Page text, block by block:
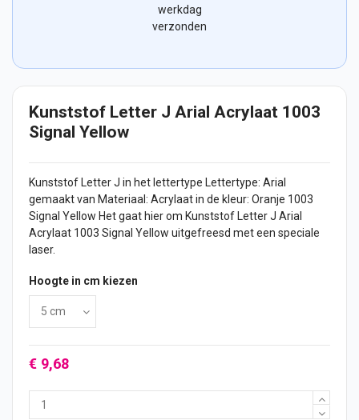
werkdag
verzonden
Kunststof Letter J Arial Acrylaat 1003
Signal Yellow
Kunststof Letter J in het lettertype Lettertype: Arial
gemaakt van Materiaal: Acrylaat in de kleur: Oranje 1003
Signal Yellow Het gaat hier om Kunststof Letter J Arial
Acrylaat 1003 Signal Yellow uitgefreesd met een speciale
laser.
Hoogte in cm kiezen
€ 9,68